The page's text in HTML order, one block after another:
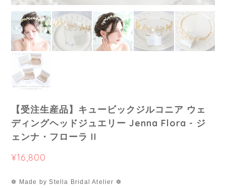
【受注生産品】キュービックジルコニア ウェ
ディングヘッドジュエリー Jenna Flora - ジ
ェンナ・フローラ II
¥16,800
❁ Made by Stella Bridal Atelier ❁